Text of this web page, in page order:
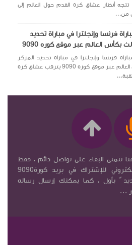
كوره 9090 تتجه أنظار عشاق كرة القدم حول العالم إلى
من...
فرنسا وإنجلترا في مباراة تحديد
بكأس العالم عبر موقع كوره 9090
فرنسا وإنجلترا في مباراة تحديد المركز
الثالث بكأس العالم عبر موقع كوره 9090 يترقب عشاق كرة
نتمنى البقاء على تواصل دائم ، فقط
قم بإدخال بريدك الإلكتروني للإشتراك في بريد كورة9090
بأول ، كما يمكنك إرسال رساله
...